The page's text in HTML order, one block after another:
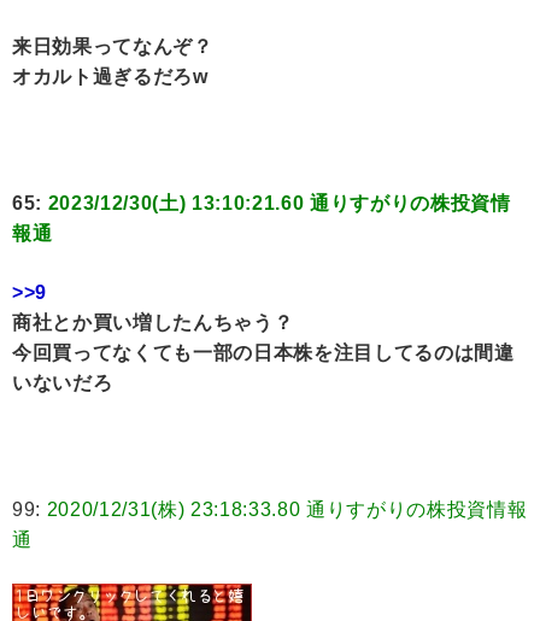
来日効果ってなんぞ？
オカルト過ぎるだろw
65: 2023/12/30(土) 13:10:21.60 通りすがりの株投資情
報通
>>9
商社とか買い増したんちゃう？
今回買ってなくても一部の日本株を注目してるのは間違
いないだろ
99: 2020/12/31(株) 23:18:33.80 通りすがりの株投資情報
通